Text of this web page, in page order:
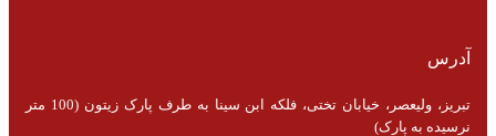
آدرس
تبریز، ولیعصر، خیابان تختی، فلکه ابن سینا به طرف پارک زیتون (100 متر
نرسیده به پارک)